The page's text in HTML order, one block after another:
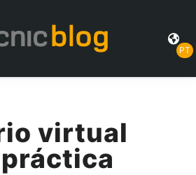
PT
virtual
práctica